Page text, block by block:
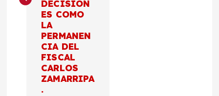
DECISION
ES COMO
LA
PERMANEN
CIA DEL
FISCAL
CARLOS
ZAMARRIPA
.